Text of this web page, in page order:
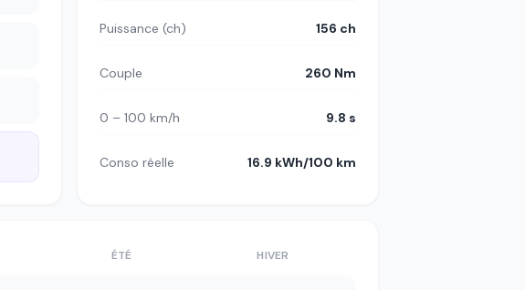
Puissance (ch) 156 ch
Couple 260 Nm
0 – 100 km/h 9.8 s
Conso réelle 16.9 kWh/100 km
ÉTÉ HIVER